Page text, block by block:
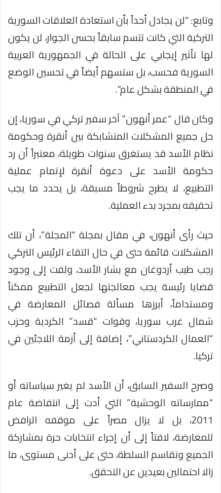
وتابع: “لن يجادل أحداً بأن استعادة العلاقات السورية
التركية التي كانت تتسم سابقاً بحسن الجوار، لن يكون
لها تأثير إيجابي على الحالة في الجمهورية العربية
السورية فحسب، بل ستسهم أيضاً في تحسين الوضع
في المنطقة بشكل عام”.
وكان قال “عمر أنهون” آخر سفير تركي في سوريا، إن
حل جميع المشكلات المتشابكة بين أنقرة وحكومة
نظام الأسد قد يستغرق سنوات طويلة، معتبراً أن رد
حكومة الأسد على دعوة أنقرة لإتمام عملية
التطبيع، لا يطرح شروطاً مسبقة، بل يحدد ما يجب
تحقيقه بمجرد بدء العملية.
حيث رأى أنهون، في مقال بمجلة “المجلة”، أن تلك
المشكلات قائمة حتى في حال التقاء الرئيس التركي
رجب طيب أردوغان مع بشار الأسد، ولفت إلى وجود
قضايا رئيسة يجب معالجتها لجعل التطبيع ممكناً
ومستداماً، أبرزها مسألة فصائل المعارضة في
شمال غرب سوريا، وقوات “قسد” الكردية وحزب
“العمال الكردستاني”، إضافة إلى أزمة اللاجئين في
تركيا.
وصرح السفير السابق، أن الأسد لم يغير سياساته أو
“ممارساته الوحشية” التي أدت إلى انتفاضة عام
2011، بل لا يزال مصراً على موقفه الرافض
للمعارضة، لافتاً إلى أن إجراء انتخابات حرة بمشاركة
الجميع وتقاسم السلطة، حتى على أدنى مستوى، ما
زالا احتمالين بعيدين عن التحقق.